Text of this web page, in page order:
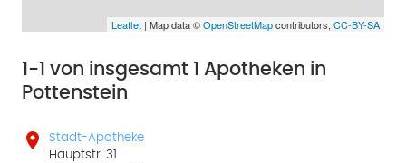
Leaflet | Map data ©OpenStreetMapcontributors,CC-BY-SA
1-1 von insgesamt 1 Apotheken in
Pottenstein

Stadt-Apotheke
Hauptstr. 31